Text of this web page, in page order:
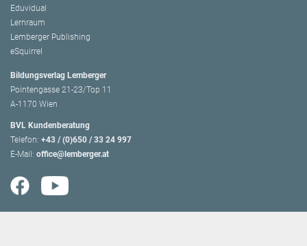
Eduvidual
Lernraum
Lemberger Publishing
eSquirrel
Bildungsverlag Lemberger
Pointengasse 21-23/Top 11
A-1170 Wien
BVL Kundenberatung
Telefon: +43 / (0)650 / 33 24 997
E-Mail: office@lemberger.at